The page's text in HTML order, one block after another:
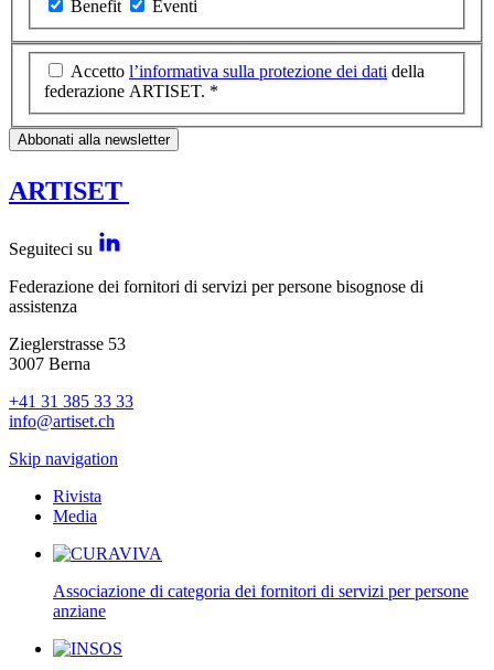
Benefit
Eventi
Accetto l’informativa sulla protezione dei dati della
federazione ARTISET. *
Abbonati alla newsletter
ARTISET
Seguiteci su
Federazione dei fornitori di servizi per persone bisognose di
assistenza
Zieglerstrasse 53
3007 Berna
+41 31 385 33 33
info@artiset.ch
Skip navigation
Rivista
Media
Associazione di categoria dei fornitori di servizi per persone
anziane